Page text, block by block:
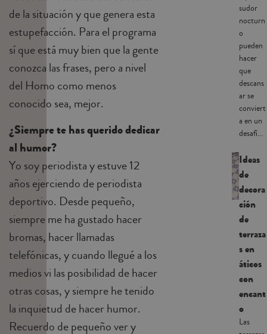
de la situación y que genera esta
estupefacción. Para el programa
sí que está muy bien que la gente
conozca las frases, pero a nivel
del Homo como menos
conocido sea, mejor.
¿Siempre te has querido dedicar
al humor?
Yo soy periodista y estuve 12
años ejerciendo de periodista
deportivo. Desde pequeño,
siempre me ha gustado hacer
bromas, hacer llamadas
telefónicas, y cuando llegué a los
medios vi las posibilidad de hacer
otras cosas, y siempre he tenido
la inquietud de hacer humor.
Recuerdo de pequeño ver y
sudor
nocturn
o
pueden
hacer
que
descans
ar se
conviert
a en un
desafí...
Ideas
de
decora
ción
de
terraza
s en
áticos
con
encant
o
Las